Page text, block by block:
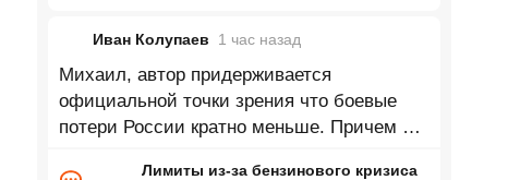
Иван Колупаев 1 час назад
Михаил, автор придерживается
официальной точки зрения что боевые
потери России кратно меньше. Причем по
Лимиты из-за бензинового кризиса